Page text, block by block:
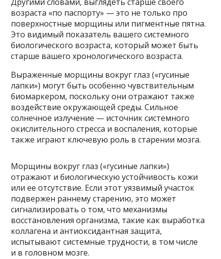
Другими словами, выглядеть старше своего
возраста «по паспорту» — это не только про
поверхностные морщины или пигментные пятна.
Это видимый показатель вашего системного
биологического возраста, который может быть
старше вашего хронологического возраста.
Выраженные морщины вокруг глаз («гусиные
лапки») могут быть особенно чувствительным
биомаркером, поскольку они отражают также
воздействие окружающей среды. Сильное
солнечное излучение — источник системного
окислительного стресса и воспаления, которые
также играют ключевую роль в старении мозга.
Морщины вокруг глаз («гусиные лапки»)
отражают и биологическую устойчивость кожи
или ее отсутствие. Если этот уязвимый участок
подвержен раннему старению, это может
сигнализировать о том, что механизмы
восстановления организма, такие как выработка
коллагена и антиоксидантная защита,
испытывают системные трудности, в том числе
и в головном мозге.